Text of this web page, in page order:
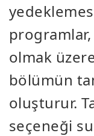
olmak
bölümün
oluşturur.
seçeneği